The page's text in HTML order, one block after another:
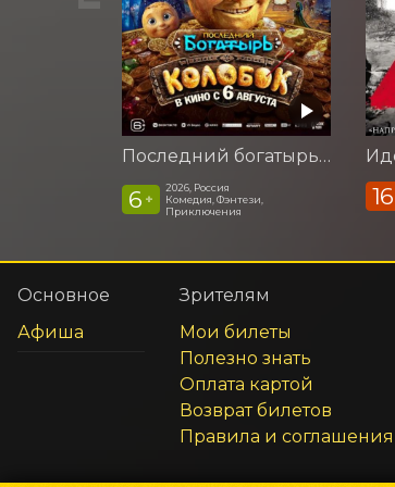
Последний богатырь. Колобок
6 +
2026, Россия
Комедия, Фэнтези,
Приключения
16
Основное
Афиша
Зрителям
Мои билеты
Полезно знать
Оплата картой
Возврат билетов
Правила и соглашения